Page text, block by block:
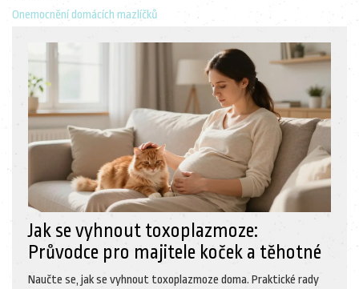
Onemocnění domácích mazlíčků
Jak se vyhnout toxoplazmoze:
Průvodce pro majitele koček a těhotné
Naučte se, jak se vyhnout toxoplazmoze doma. Praktické rady